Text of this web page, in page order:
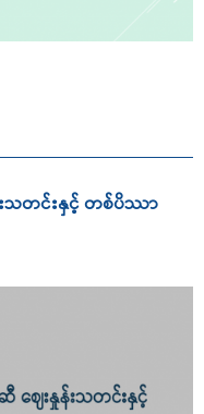
န်းသတင်းနှင့် တစ်ပိဿာ